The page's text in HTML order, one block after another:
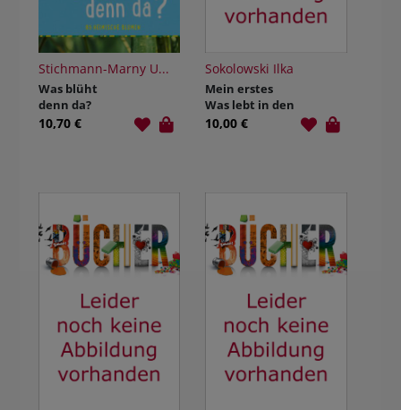
Stichmann-Marny U...
Was blüht
denn da?
10,70 €
Sokolowski Ilka
Mein erstes
Was lebt in den
Bergen?
10,00 €